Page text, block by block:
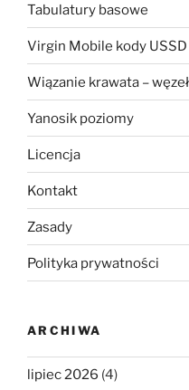
Tabulatury basowe
Virgin Mobile kody USSD
Wiązanie krawata –
Yanosik poziomy
Licencja
Kontakt
Zasady
Polityka prywatności
ARCHIWA
lipiec 2026 (4)